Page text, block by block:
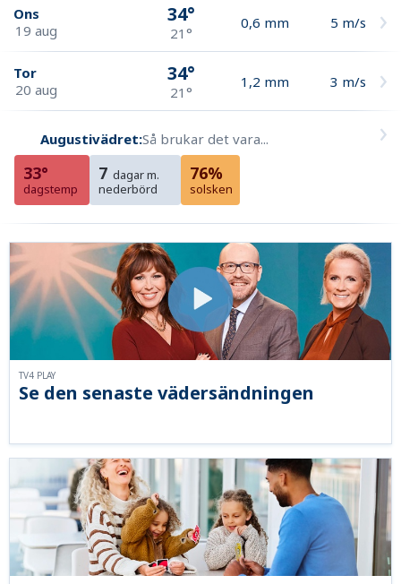
Ons
19 aug
34°
21°
0,6 mm 5 m/s
Tor
20 aug
34°
21°
1,2 mm 3 m/s
Augustivädret:Så brukar det vara...
33°
dagstemp
7 dagar m.
nederbörd
76%
solsken
Se den senaste vädersändningen
TV4 PLAY